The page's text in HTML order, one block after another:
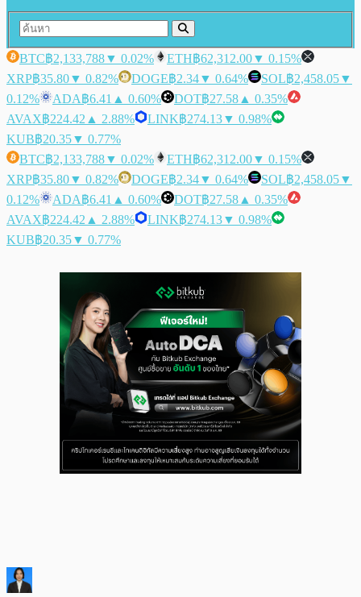
BTC฿2,133,788▼ 0.02% ETH฿62,312.00▼ 0.15%
XRP฿35.80▼ 0.82% DOGE฿2.34▼ 0.64% SOL฿2,458.05▼
0.12%
ADA฿6.41 ▲ 0.60% DOT฿27.58 ▲ 0.35%
AVAX฿224.42 ▲ 2.88% LINK฿274.13▼ 0.98%
KUB฿20.35▼ 0.77%
BTC฿2,133,788▼ 0.02% ETH฿62,312.00▼ 0.15%
XRP฿35.80▼ 0.82% DOGE฿2.34▼ 0.64% SOL฿2,458.05▼
0.12%
ADA฿6.41 ▲ 0.60% DOT฿27.58 ▲ 0.35%
AVAX฿224.42 ▲ 2.88% LINK฿274.13▼ 0.98%
KUB฿20.35▼ 0.77%